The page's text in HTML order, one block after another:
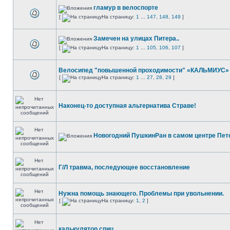
гламур в велоспорте
[ На страницу: 1 147 148 149 ]
Замечен на улицах Питера..
[ На страницу: 1 105 106 107 ]
Велосипед "повышенной проходимости" «КАЛЬМИУС»
[ На страницу: 1 27 28 29 ]
Наконец-то доступная альтернатива Страве!
Новогодний ПушкинРан в самом центре
Г/Л травма, последующее восстановление
Нужна помощь знающего. Проблемы при увольнении.
[ На страницу: 1 2 ]